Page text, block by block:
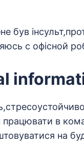
був
с офісной
працювати в
на